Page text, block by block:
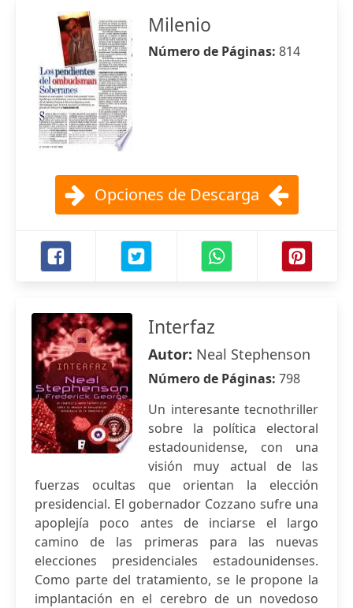
Milenio
Número de Páginas: 814
Opciones de Descarga
Interfaz
Autor: Neal Stephenson
Número de Páginas: 798
Un interesante tecnothriller
sobre la política electoral
estadounidense, con una
visión muy actual de las
fuerzas ocultas que orientan la elección
presidencial. El gobernador Cozzano sufre una
apoplejía poco antes de inciarse el largo
camino de las primeras para las nuevas
elecciones presidenciales estadounidenses.
Como parte del tratamiento, se le propone la
implantación en el cerebro de un novedoso